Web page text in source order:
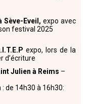
Sève-Eveil, expo avec
festival 2025
expo, lors de la
d’écriture
Julien à Reims –
: de 14h30 à 16h30: